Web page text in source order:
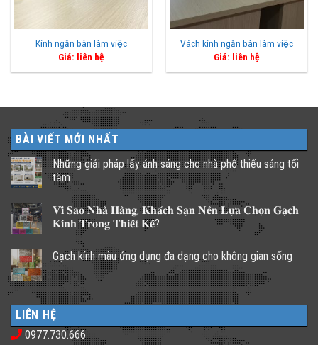
Kính ngăn bàn làm việc
Giá: liên hệ
Vách kính ngăn bàn làm việc
Giá: liên hệ
BÀI VIẾT MỚI NHẤT
Những giải pháp lấy ánh sáng cho nhà phố thiếu sáng tối
tăm
Không
bình
luận
ở
pháp
lấy
ánh
sáng
cho
nhà
phố
thiếu
sáng
tối
𝐕𝐢̀ 𝐒𝐚𝐨 𝐍𝐡𝐚̀ 𝐇𝐚̀𝐧𝐠, 𝐊𝐡𝐚́𝐜𝐡 𝐒𝐚̣𝐧 𝐍𝐞̂𝐧 𝐋𝐮̛̣𝐚 𝐂𝐡𝐨̣𝐧 𝐆𝐚̣𝐜𝐡
𝐊𝐢́𝐧𝐡 𝐓𝐫𝐨𝐧𝐠 𝐓𝐡𝐢𝐞̂́𝐭 𝐊𝐞̂́?
bình
luận
ở
𝐕𝐢̀
𝐒𝐚𝐨
𝐍𝐡𝐚̀
𝐇𝐚̀𝐧𝐠,
𝐊𝐡𝐚́𝐜𝐡
𝐒𝐚̣𝐧
𝐍𝐞̂𝐧
Gạch kính màu ứng dụng đa dạng cho không gian sống
Không
có
bình
luận
ở
Gạch
kính
màu
LIÊN HỆ
0977.730.666